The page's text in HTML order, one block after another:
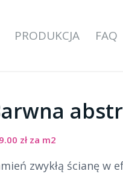
PRODUKCJA FAQ
złza m2
zwykłą ścianę w